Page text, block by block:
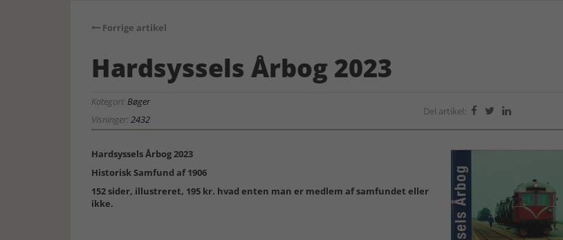
Forrige artikel
Hardsyssels Årbog 2023
Kategori:Bøger
Visninger:2432
Del artikel:   
Hardsyssels Årbog 2023
Historisk Samfund af 1906
152 sider, illustreret, 195 kr. hvad enten man er medlem af samfundet eller
ikke.